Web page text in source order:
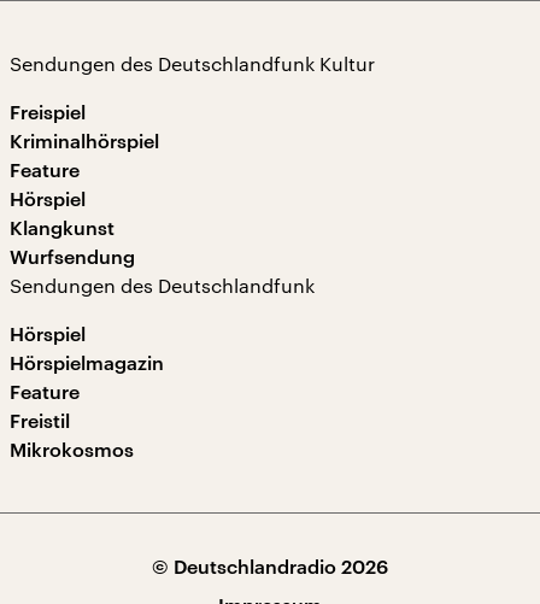
Sendungen des Deutschlandfunk Kultur
Freispiel
Kriminalhörspiel
Feature
Hörspiel
Klangkunst
Wurfsendung
Sendungen des Deutschlandfunk
Hörspiel
Hörspielmagazin
Feature
Freistil
Mikrokosmos
© Deutschlandradio 2026